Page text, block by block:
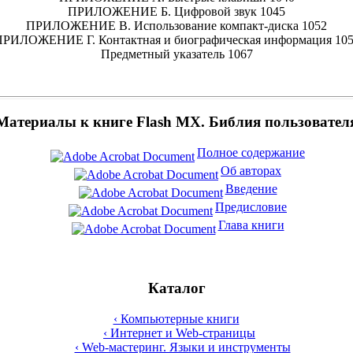
ПРИЛОЖЕНИЕ Б. Цифровой звук 1045
ПРИЛОЖЕНИЕ В. Использование компакт-диска 1052
Г. Контактная и биографическая информация
Предметный указатель 1067
к книге Flash MX. Библия
Полное содержание
Об авторах
Введение
Предисловие
Глава книги
Каталог
‹ Компьютерные книги
‹ Интернет и Web-страницы
‹ Web-мастеринг. Языки и инструменты